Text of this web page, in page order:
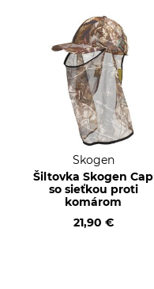
Skogen
Šiltovka Skogen Cap
so sieťkou proti
komárom
21,90 €